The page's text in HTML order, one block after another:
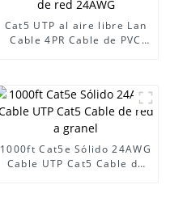
Cat5 UTP al aire libre Lan
Cable 4PR Cable de PVC
1000ft Cat5e Sólido 24AWG
Cable UTP Cat5 Cable de